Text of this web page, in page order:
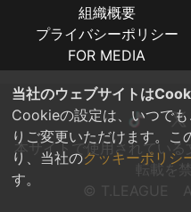
組織概要
プライバシーポリシー
FOR MEDIA
本サイトで使用されてい
転載を
© T.LEAGUE
当社のウェブサイトは
Cookieの設定は、いつで
りご変更いただけます。こ
り、当社のクッキーポリシ
す。